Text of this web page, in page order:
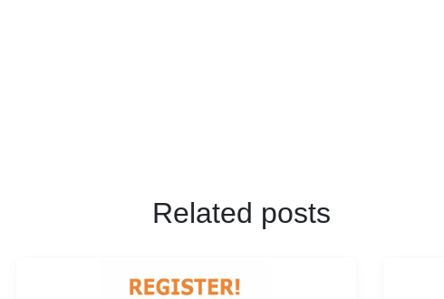
Related posts